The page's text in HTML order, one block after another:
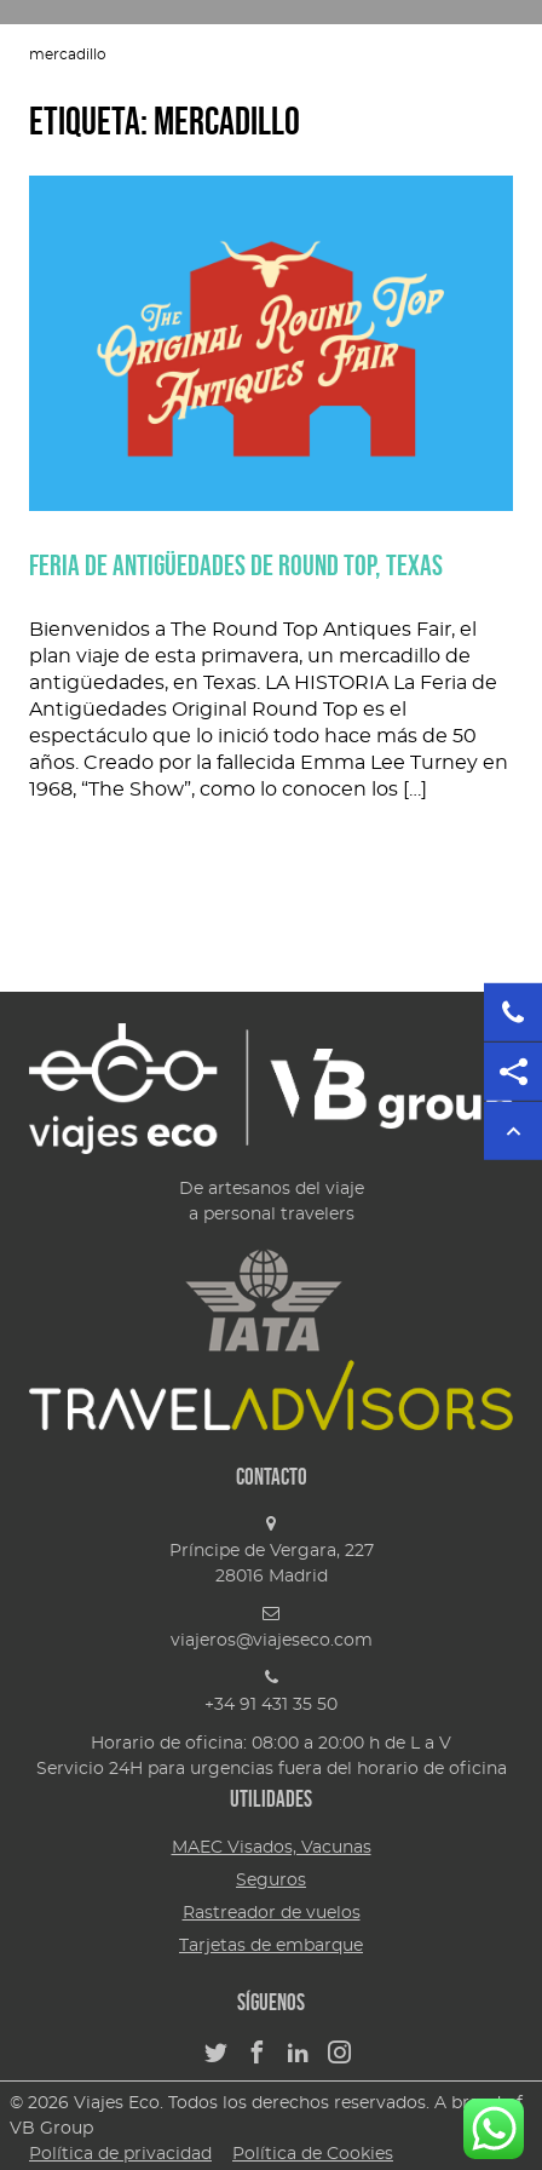
mercadillo
Etiqueta:mercadillo
FERIA DE ANTIGÜEDADES DE ROUND TOP, TEXAS
Bienvenidos a The Round Top Antiques Fair, el
plan viaje de esta primavera, un mercadillo de
antigüedades, en Texas. LA HISTORIA La Feria de
Antigüedades Original Round Top es el
espectáculo que lo inició todo hace más de 50
años. Creado por la fallecida Emma Lee Turney en
1968, “The Show”, como lo conocen los […]
De artesanos del viaje
a personal travelers
Contacto
Príncipe de Vergara, 227
28016 Madrid
viajeros@viajeseco.com
+34 91 431 35 50
Horario de oficina: 08:00 a 20:00 h de L a V
Servicio 24H para urgencias fuera del horario de oficina
Utilidades
MAEC Visados, Vacunas
Seguros
Rastreador de vuelos
Tarjetas de embarque
Síguenos
© 2026 Viajes Eco. Todos los derechos reservados. A brand of
VB Group
Política de privacidad
Política de Cookies